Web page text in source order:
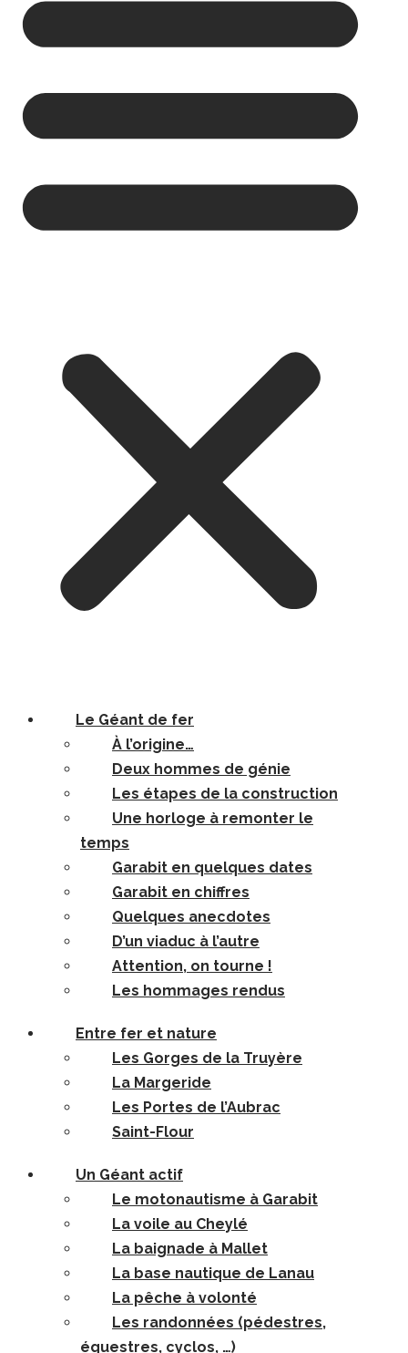
Le Géant de fer
À l’origine…
Deux hommes de génie
Les étapes de la construction
Une horloge à remonter le
temps
Garabit en quelques dates
Garabit en chiffres
Quelques anecdotes
D’un viaduc à l’autre
Attention, on tourne !
Les hommages rendus
Entre fer et nature
Les Gorges de la Truyère
La Margeride
Les Portes de l’Aubrac
Saint-Flour
Un Géant actif
Le motonautisme à Garabit
La voile au Cheylé
La baignade à Mallet
La base nautique de Lanau
La pêche à volonté
Les randonnées (pédestres,
équestres, cyclos, …)